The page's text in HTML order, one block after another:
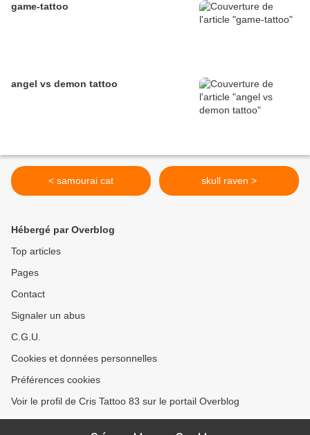
game-tattoo
angel vs demon tattoo
< samourai cat skull raven >
Hébergé par Overblog
Top articles
Pages
Contact
Signaler un abus
C.G.U.
Cookies et données personnelles
Préférences cookies
Voir le profil de Cris Tattoo 83 sur le portail Overblog